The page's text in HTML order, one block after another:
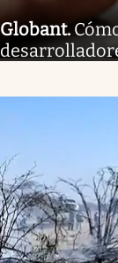
Globant.